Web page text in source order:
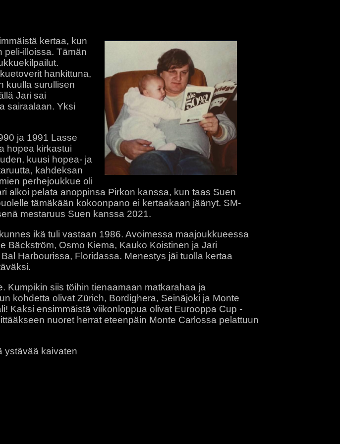
kertaa, kun
peli-illoissa. Tämän
hankittuna,
kuulla surullisen
Jari sai
sairaalaan. Yksi
ja 1991 Lasse
hopea kirkastui
kuusi hopea- ja
kahdeksan
perhejoukkue oli
alkoi pelata anoppinsa Pirkon kanssa, kun taas Suen
tämäkään kokoonpano ei kertaakaan jäänyt. SM-
mestaruus Suen kanssa 2021.
ikä tuli vastaan 1986. Avoimessa maajoukkueessa
Bäckström, Osmo Kiema, Kauko Koistinen ja Jari
Harbourissa, Floridassa. Menestys jäi tuolla kertaa
Kumpikin siis töihin tienaamaan matkarahaa ja
kohdetta olivat Zürich, Bordighera, Seinäjoki ja Monte
Kaksi ensimmäistä viikonloppua olivat Eurooppa Cup -
nuoret herrat eteenpäin Monte Carlossa pelattuun
ystävää kaivaten